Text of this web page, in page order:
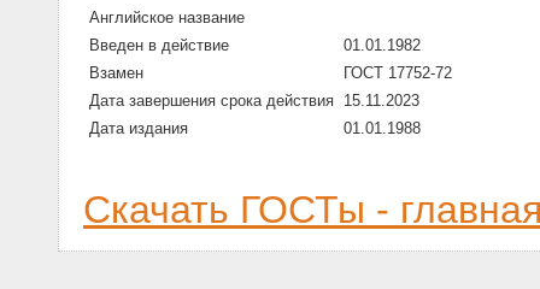
Английское название
Введен в действие
01.01.1982
Взамен
ГОСТ 17752-72
Дата завершения срока действия 15.11.2023
Дата издания
01.01.1988
Скачать ГОСТы -